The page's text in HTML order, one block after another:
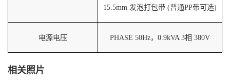
15.5mm 发泡打包带 (普通PP带可选)
电源电压 PHASE 50Hz，0.9kVA 3相 380V
相关照片